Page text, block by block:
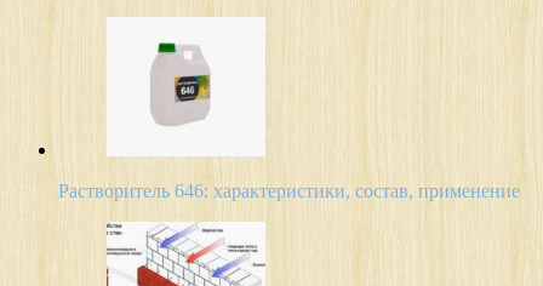
Растворитель 646: характеристики, состав, применение